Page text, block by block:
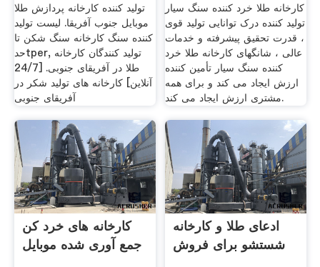
تولید کننده کارخانه پردازش طلا
موبایل جنوب آفریقا. لیست تولید
کننده سنگ کارخانه سنگ شکن تا
حدtper, تولید کنندگان کارخانه
طلا در آفریقای جنوبی. [24/7
آنلاین] کارخانه های تولید شکر در
آفریقای جنوبی
کارخانه طلا خرد کننده سنگ سیار
تولید کننده درک توانایی تولید قوی
، قدرت تحقیق پیشرفته و خدمات
عالی ، شانگهای کارخانه طلا خرد
کننده سنگ سیار تأمین کننده
ارزش ایجاد می کند و برای همه
مشتری ارزش ایجاد می کند.
کارخانه های خرد کن
جمع آوری شده موبایل
ادعای طلا و کارخانه
شستشو برای فروش